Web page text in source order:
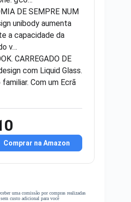
DE SEMPRE NUM
unibody aumenta
a capacidade da
v…
CARREGADO DE
com Liquid Glass.
Com um Ecrã
Comprar na Amazon
uma comissão por compras realizadas
custo adicional para você